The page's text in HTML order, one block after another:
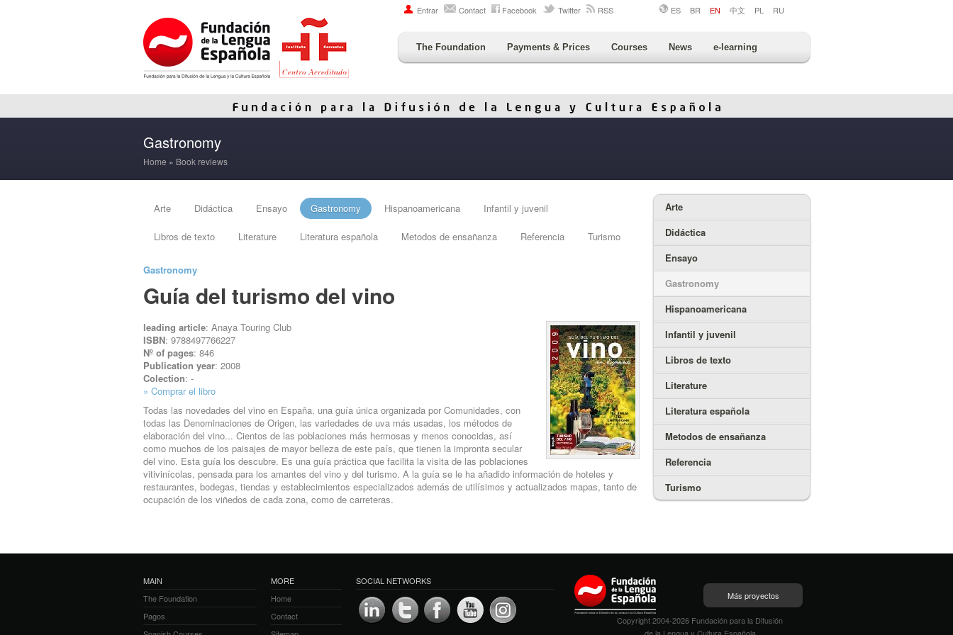
Entrar Contact Facebook Twitter RSS ES BR EN 中文 PL RU
The Foundation Payments & Prices Courses News e-learning
Gastronomy
Home » Book reviews
Arte Didáctica Ensayo Gastronomy Hispanoamericana Infantil y juvenil
Libros de texto Literature Literatura española Metodos de ensañanza Referencia Turismo
Gastronomy
Guía del turismo del vino
leading article: Anaya Touring Club
ISBN: 9788497766227
Nº of pages: 846
Publication year: 2008
Colection: -
» Comprar el libro
Todas las novedades del vino en España, una guía única organizada por Comunidades, con
todas las Denominaciones de Origen, las variedades de uva más usadas, los métodos de
elaboración del vino... Cientos de las poblaciones más hermosas y menos conocidas, así
como muchos de los paisajes de mayor belleza de este país, que tienen la impronta secular
del vino. Esta guía los descubre. Es una guía práctica que facilita la visita de las poblaciones
vitivinícolas, pensada para los amantes del vino y del turismo. A la guía se le ha añadido información de hoteles y
restaurantes, bodegas, tiendas y establecimientos especializados además de utilísimos y actualizados mapas, tanto de
ocupación de los viñedos de cada zona, como de carreteras.
Arte
Didáctica
Ensayo
Gastronomy
Hispanoamericana
Infantil y juvenil
Libros de texto
Literature
Literatura española
Metodos de ensañanza
Referencia
Turismo
MAIN
The Foundation
Pagos
MORE
Home
Contact
SOCIAL NETWORKS
Más proyectos
Copyright 2004-2026 Fundación para la Difusión
de la Lengua y Cultura Española